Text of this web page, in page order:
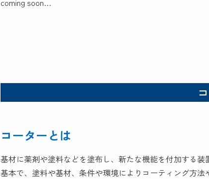
coming soon…
コーターとは
基材に薬剤や塗料などを塗布し、新たな機能を付加する
基本で、塗料や基材、条件や環境によりコーティング方法